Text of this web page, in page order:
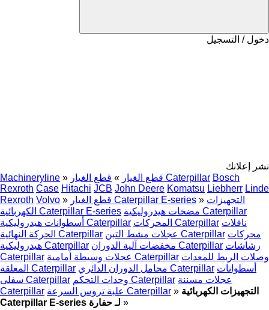
دخول / التسجيل
نشر إعلانك
Machineryline » قطع الغيار » قطع الغيار Caterpillar Bosch
Rexroth Case Hitachi JCB John Deere Komatsu Liebherr Linde
Rexroth Volvo » قطع الغيار Caterpillar E-series » التجهيزات
الكهربائية Caterpillar E-series
مضخات هيدروليكية Caterpillar
أسطوانات هيدروليكية Caterpillar
المحركات Caterpillar ناقلات
الحركة النهائية Caterpillar
عجلات مشط التبن Caterpillar محركات
هيدروليكية Caterpillar
مخفضات آلية الدوران Caterpillar رشاشات
Caterpillar
عجلات وسيطة أمامية Caterpillar وصلات الربط للمعدات
المعلقة Caterpillar
محامل الدوران الدائري Caterpillar أسطوانات
سفلى Caterpillar
وحدات التحكم Caterpillar عجلات مسننة
Caterpillar
علبة تروس السرعة Caterpillar » التجهيزات الكهربائية
Caterpillar E-series لـ حفارة »